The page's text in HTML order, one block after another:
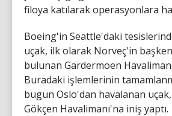
filoya katılarak operasyonlara
Boeing'in Seattle'daki
uçak, ilk olarak Norveç'in
bulunan Gardermoen
Buradaki işlemlerinin
bugün Oslo'dan havalanan
Gökçen Havalimanı'na iniş yaptı.